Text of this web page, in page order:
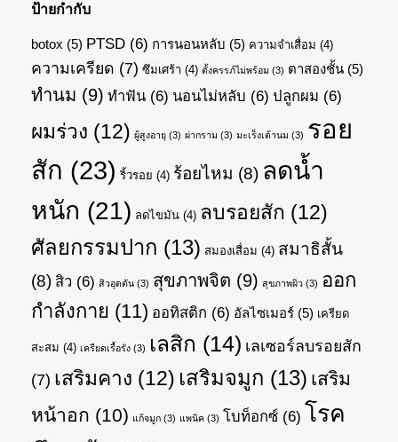
ป้ายกำกับ
botox (5) PTSD (6) การนอนหลับ (5) ความจำเสื่อม (4)
ความเครียด (7) ซึมเศร้า (4) ตั้งครรภ์ไม่พร้อม (3) ตาสองชั้น (5)
ทำนม (9) ทำฟัน (6) นอนไม่หลับ (6) ปลูกผม (6)
ผมร่วง (12) ผู้สูงอายุ (3) ผ่ากราม (3) มะเร็งเต้านม (3) รอย
สัก (23) ริ้วรอย (4) ร้อยไหม (8) ลดน้ำ
หนัก (21) ลดไขมัน (4) ลบรอยสัก (12)
ศัลยกรรมปาก (13) สมองเสื่อม (4) สมาธิสั้น
(8) สิว (6) สิวอุดตัน (3) สุขภาพจิต (9) สุขภาพผิว (3) ออก
กำลังกาย (11) ออทิสติก (6) อัลไซเมอร์ (5) เครียด
สะสม (4) เครียดเรื้อรัง (3) เลสิก (14) เลเซอร์ลบรอยสัก
(7) เสริมคาง (12) เสริมจมูก (13) เสริม
หน้าอก (10) แก้จมูก (3) แพนิค (3) โบท็อกซ์ (6) โรค